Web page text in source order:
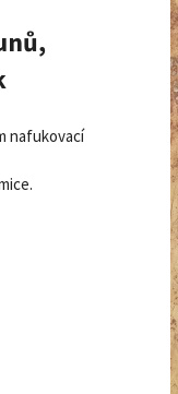
Zobrazit
Viking nově v
nafukovací